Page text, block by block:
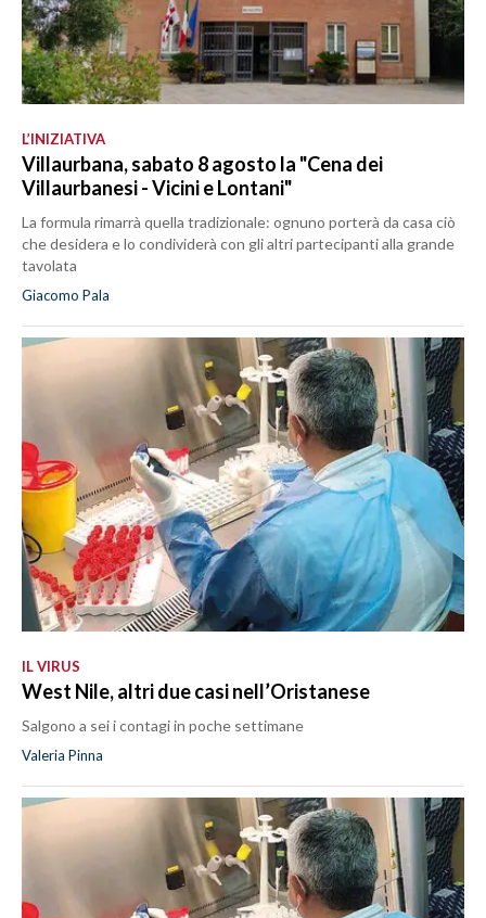
L’INIZIATIVA
Villaurbana, sabato 8 agosto la "Cena dei
Villaurbanesi - Vicini e Lontani"
La formula rimarrà quella tradizionale: ognuno porterà da casa ciò
che desidera e lo condividerà con gli altri partecipanti alla grande
tavolata
Giacomo Pala
IL VIRUS
West Nile, altri due casi nell’Oristanese
Salgono a sei i contagi in poche settimane
Valeria Pinna